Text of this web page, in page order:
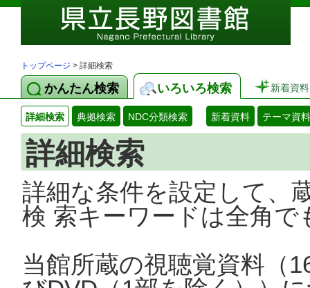
トップページ > 詳細検索
かんたん検索 いろいろ検索 新着資料
詳細検索 典拠検索 NDC分類検索 新着資料 テーマ資料
詳細検索
詳細な条件を設定して、
検 索キーワードは全角
当館所蔵の視聴覚資料（